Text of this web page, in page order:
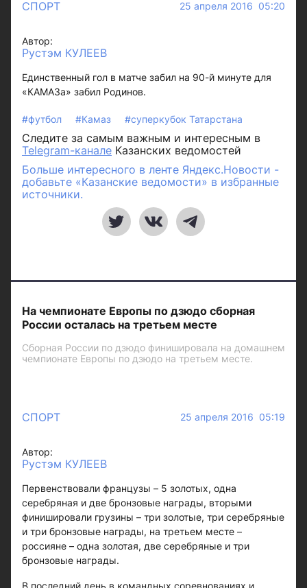
СПОРТ 25 апреля 2016 05:20
Автор:
Рустэм КУЛЕЕВ
Единственный гол в матче забил на 90-й минуте для
«КАМАЗа» забил Родинов.
#футбол #Камаз #суперкубок Татарстана
Следите за самым важным и интересным в
Telegram-канале Казанских ведомостей
Больше интересного в ленте Яндекс.Новости -
добавьте «Казанские ведомости» в избранные
источники.
На чемпионате Европы по дзюдо сборная
России осталась на третьем месте
Сборная России по дзюдо финишировала на домашнем
чемпионате Европы по дзюдо на третьем месте.
СПОРТ 25 апреля 2016 05:19
Автор:
Рустэм КУЛЕЕВ
Первенствовали французы – 5 золотых, одна
серебряная и две бронзовые награды, вторыми
финишировали грузины – три золотые, три серебряные
и три бронзовые награды, на третьем месте –
россияне – одна золотая, две серебряные и три
бронзовые награды.
В последний день в командных соревнованиях и